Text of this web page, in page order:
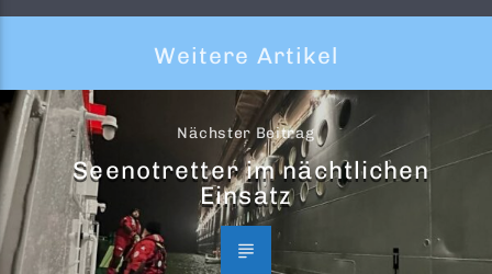
Weitere Artikel
Nächster Beitrag
Seenotretter im nächtlichen
Einsatz